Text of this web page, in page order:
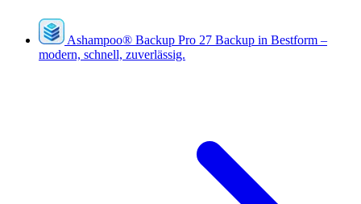
Ashampoo® Backup Pro 27 Backup in Bestform –
modern, schnell, zuverlässig.